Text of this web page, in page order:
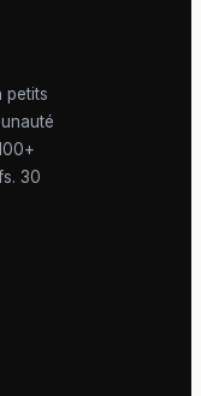
petits
30